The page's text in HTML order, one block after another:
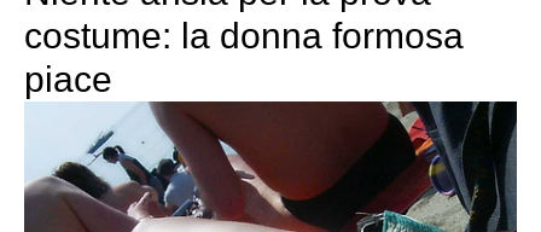
costume: la donna formosa
piace